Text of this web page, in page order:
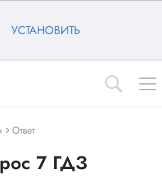
УСТАНОВИТЬ
Ответ
7 ГДЗ